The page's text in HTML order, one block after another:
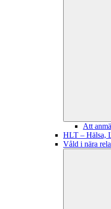
Att
HLT – Hälsa,
Våld i nära